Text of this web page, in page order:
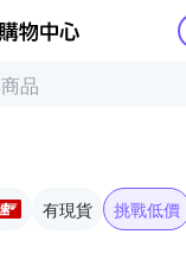
Yahoo購物
有現貨 挑戰低價